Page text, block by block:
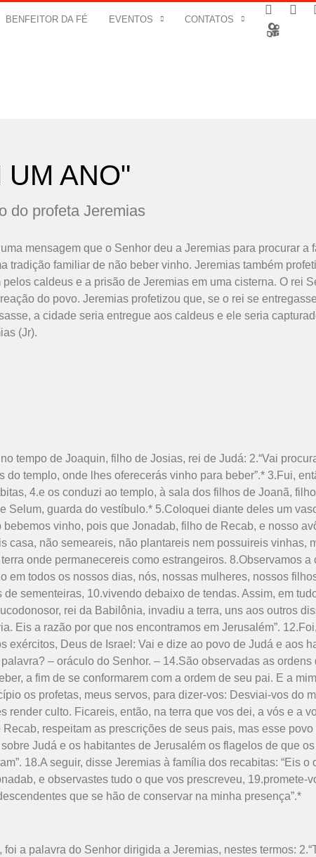
BENFEITOR DA FÉ EVENTOS CONTATOS
UM ANO"
do profeta Jeremias
mensagem que o Senhor deu a Jeremias para procurar a
tradição familiar de não beber vinho. Jeremias também
caldeus e a prisão de Jeremias em uma cisterna. O rei
do povo. Jeremias profetizou que, se o rei se
a cidade seria entregue aos caldeus e ele seria
(Jr).
tempo de Joaquin, filho de Josias, rei de Judá: 2.“Vai
templo, onde lhes ofere­cerás vinho para beber”.* 3.Fui,
4.e os conduzi ao templo, à sala dos filhos de Joanã,
Selum, guarda do vestíbu­lo.* 5.Coloquei diante deles um
vinho, pois que Jonadab, filho de Recab, e nosso
casa, não semeareis, não plantareis nem possuireis vinhas,
onde permanecereis como estrangeiros. 8.Observamos
em todos os nossos dias, nós, nossas mulheres, nossos
sementeiras, 10.vivendo debaixo de tendas. Assim, em
rei da Babilônia, invadiu a terra, uns aos outros
Eis a razão por que nos encontramos em Jerusalém”.
exércitos, Deus de Israel: Vai e dize ao povo de Judá e aos
– oráculo do Senhor. – 14.São observadas as
a fim de se conformarem com a ordem de seu pai. E a
os profetas, meus servos, para dizer-vos: Desviai-vos do
culto. Ficareis, então, na terra que vos dei, a vós e a
respeitam as prescrições de seus pais, mas esse
Judá e os habitantes de Jerusalém os flagelos de que
18.A seguir, disse Jeremias à família dos recabitas: “Eis
e observastes tudo o que vos prescreveu, 19.promete-
que se hão de conservar na minha presença”.*
a palavra do Senhor dirigida a Jeremias, nestes termos: